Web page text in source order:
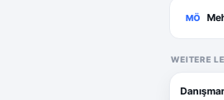
MÖ
WEITERE